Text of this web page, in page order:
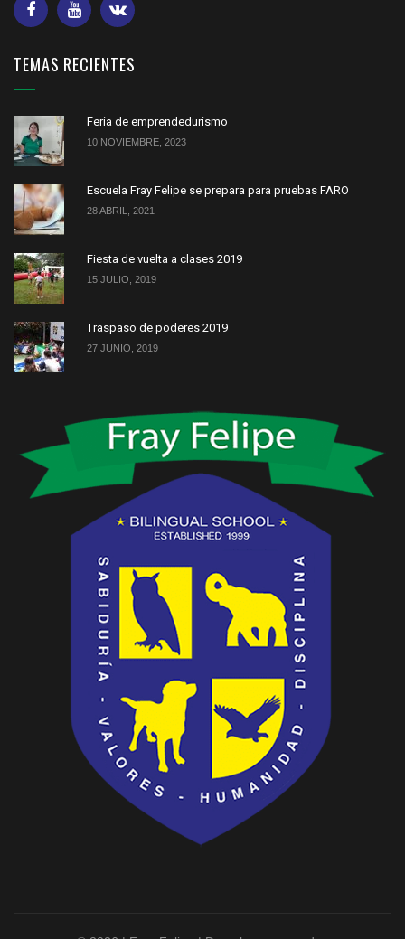
TEMAS RECIENTES
Feria de emprendedurismo
10 NOVIEMBRE, 2023
Escuela Fray Felipe se prepara para pruebas FARO
28 ABRIL, 2021
Fiesta de vuelta a clases 2019
15 JULIO, 2019
Traspaso de poderes 2019
27 JUNIO, 2019